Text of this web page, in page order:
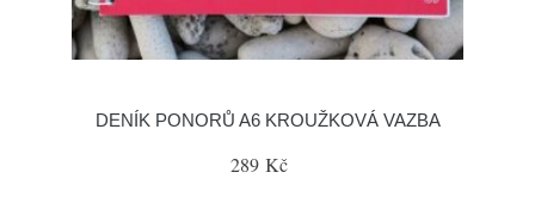
DENÍK PONORŮ A6 KROUŽKOVÁ VAZBA
289 Kč